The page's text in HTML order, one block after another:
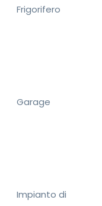
Frigorifero
Garage
Impianto di